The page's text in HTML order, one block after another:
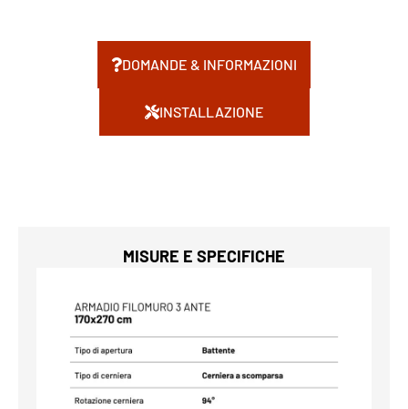
DOMANDE & INFORMAZIONI
INSTALLAZIONE
MISURE E SPECIFICHE